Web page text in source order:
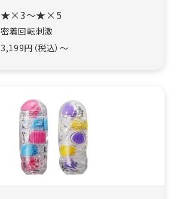
★×3～★×5
密着回転刺激
3,199円（税込）〜